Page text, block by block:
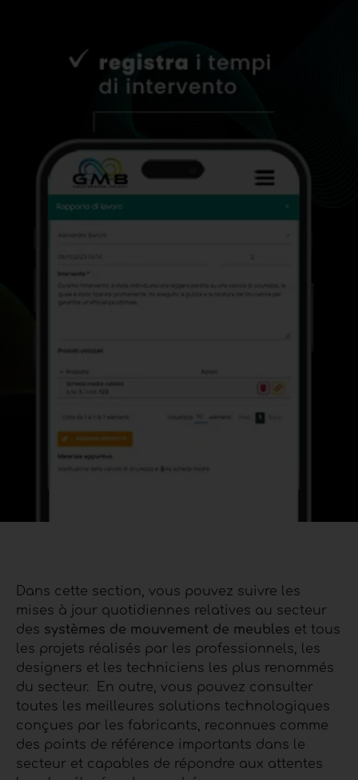
Dans cette section, vous pouvez suivre les
mises à jour quotidiennes relatives au secteur
des systèmes de mouvement de meubles et tous
les projets réalisés par les professionnels, les
designers et les techniciens les plus renommés
du secteur.
En outre, vous pouvez consulter
toutes les meilleures solutions technologiques
conçues par les fabricants, reconnues comme
des points de référence importants dans le
secteur et capables de répondre aux attentes